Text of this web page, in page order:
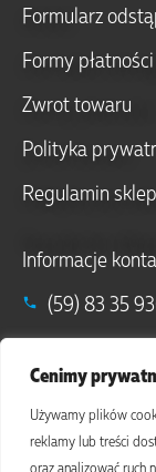
Cenimy
Używamy plików
reklamy lub treści
oraz analizować ruch
Formularz
Formy płatności
Zwrot towaru
Polityka
Regulamin
Informacje
(59) 83 35
Debrzno (77-